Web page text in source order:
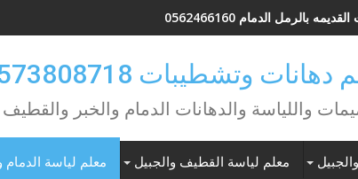
بالرمل الدمام 0562466160
وتشطيبات 0573808718
واللياسة والدهانات الدمام والخبر والقطيف
معلم لياسة القطيف والجبيل معلم لياسة الدمام